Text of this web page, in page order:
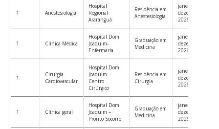
1 Anestesiologia
Hospital
Regional
Araranguá
Residência em
Anestesiologia
janeiro a
dezembro
2026
1 Clínica Médica
Hospital Dom
Joaquim-
Enfermaria
Graduação em
Medicina
janeiro a
dezembro
2026
1
Cirurgia
Cardiovascular
Hospital Dom
Joaquim –
Centro
Cirúrgico
Residência em
Cirurgia
janeiro a
dezembro
2026
1 Clínica geral
Hospital Dom
Joaquim –
Pronto Socorro
Graduação em
Medicina
janeiro a
dezembro
2026